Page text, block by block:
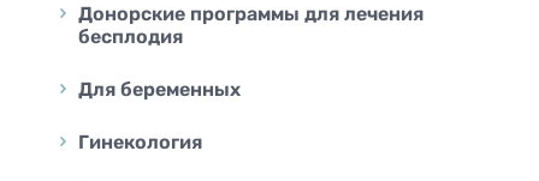
Донорские программы для лечения
бесплодия
Для беременных
Гинекология